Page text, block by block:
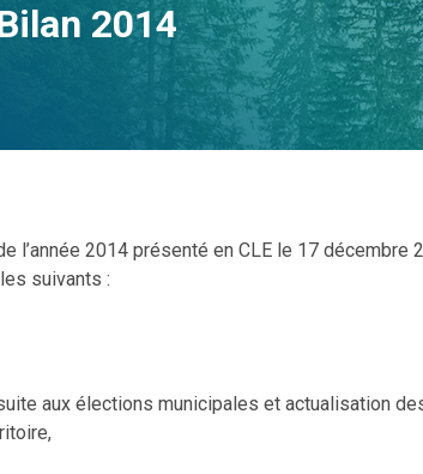
2014
l’année 2014 présenté en CLE le 17 décembre
suivants :
aux élections municipales et actualisation